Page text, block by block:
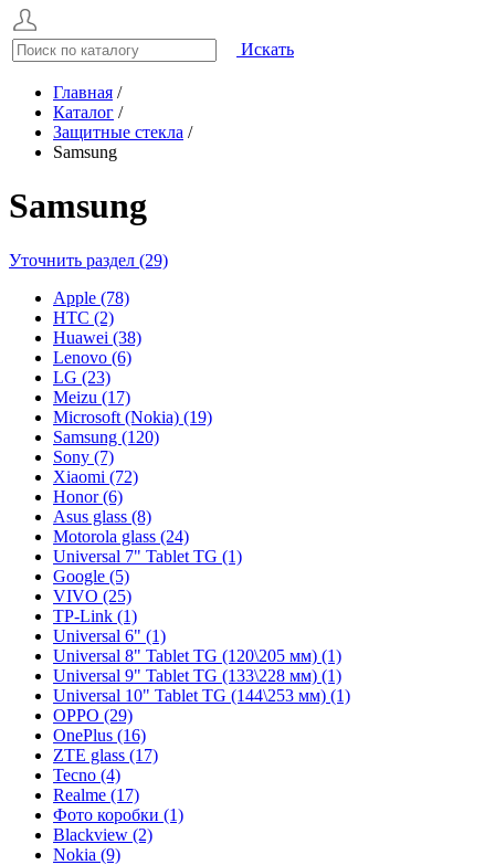
Искать
Главная /
Каталог /
Защитные стекла /
Samsung
Samsung
Уточнить раздел (29)
Apple (78)
HTC (2)
Huawei (38)
Lenovo (6)
LG (23)
Meizu (17)
Microsoft (Nokia) (19)
Samsung (120)
Sony (7)
Xiaomi (72)
Honor (6)
Asus glass (8)
Motorola glass (24)
Universal 7" Tablet TG (1)
Google (5)
VIVO (25)
TP-Link (1)
Universal 6" (1)
Universal 8" Tablet TG (120\205 мм) (1)
Universal 9" Tablet TG (133\228 мм) (1)
Universal 10" Tablet TG (144\253 мм) (1)
OPPO (29)
OnePlus (16)
ZTE glass (17)
Tecno (4)
Realme (17)
Фото коробки (1)
Blackview (2)
Nokia (9)